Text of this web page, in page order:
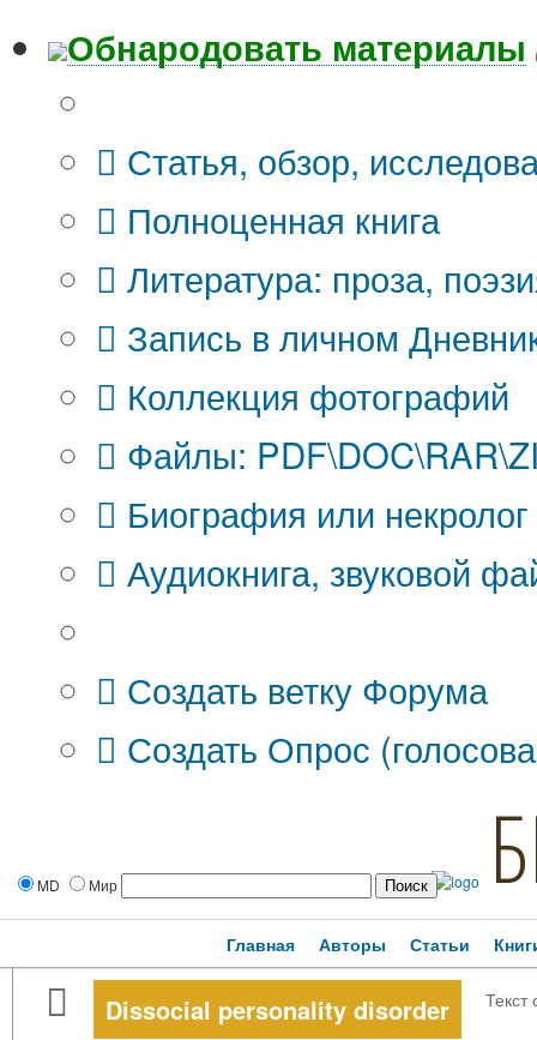
Обнародовать материалы
Статья, обзор,
Полноценная книга
Литература: проза,
Запись в личном
Коллекция фотографий
Файлы:
Биография или некролог
Аудиокнига, звуковой
Создать ветку Форума
Создать Опрос
MD Мир
Главная Авторы Статьи
Dissocial personality disorder Текст